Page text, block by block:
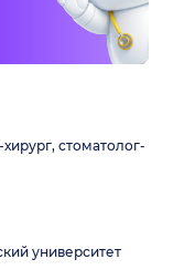
стоматолог-
университет